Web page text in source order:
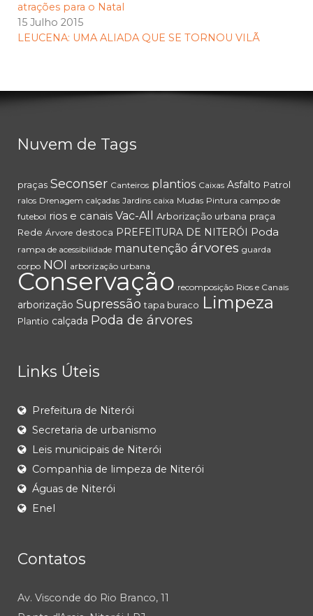
atrações para o Natal
15 Julho 2015
LEUCENA: UMA ALIADA QUE SE TORNOU VILÃ
Nuvem de Tags
praças Seconser Canteiros plantios Caixas Asfalto Patrol
ralos Drenagem calçadas Jardins caixa Mudas Pintura campo de
futebol rios e canais Vac-All Arborização urbana praça
Rede Árvore destoca PREFEITURA DE NITERÓI Poda
rampa de acessibilidade manutenção árvores guarda
corpo NOI arborização urbana
Conservação recomposição Rios e Canais
arborização Supressão tapa buraco Limpeza
Plantio calçada Poda de árvores
Links Úteis
Prefeitura de Niterói
Secretaria de urbanismo
Leis municipais de Niterói
Companhia de limpeza de Niterói
Águas de Niterói
Enel
Contatos
Av. Visconde do Rio Branco, 11